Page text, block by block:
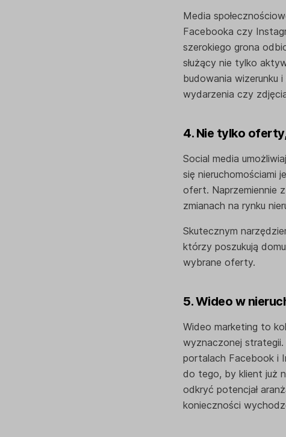
Media
Facebooka czy
szerokiego grona
służący nie tylko
budowania wizerunku
wydarzenia czy
4. Nie tylko
Social media
się nieruchomościami
ofert. Naprzemiennie
zmianach na rynku
Skutecznym
którzy poszukują
wybrane oferty.
5. Wideo w
Wideo marketing to
wyznaczonej strategii.
portalach Facebook i
do tego, by klient już
odkryć potencjał
konieczności